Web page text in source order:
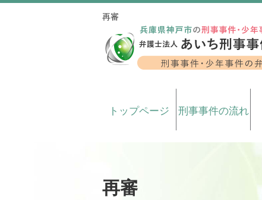
再審
トップページ 刑事事件の流れ
再審